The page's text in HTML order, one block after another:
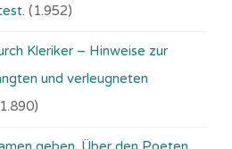
(1.952)
Kleriker – Hinweise zur
und verleugneten